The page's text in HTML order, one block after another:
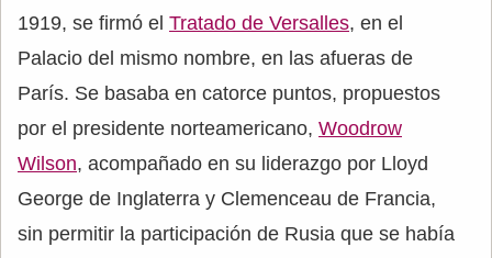
1919, se firmó el Tratado de Versalles, en el
Palacio del mismo nombre, en las afueras de
París. Se basaba en catorce puntos, propuestos
por el presidente norteamericano, Woodrow
Wilson, acompañado en su liderazgo por Lloyd
George de Inglaterra y Clemenceau de Francia,
sin permitir la participación de Rusia que se había